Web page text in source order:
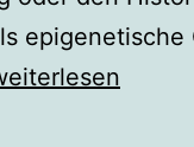
epigenetische